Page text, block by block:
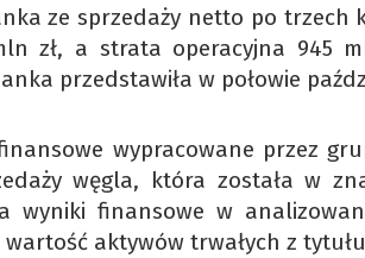
ze sprzedaży netto po trzech
zł, a strata operacyjna 945
przedstawiła w połowie
wypracowane przez
węgla, która została w
wyniki finansowe w
aktywów trwałych z